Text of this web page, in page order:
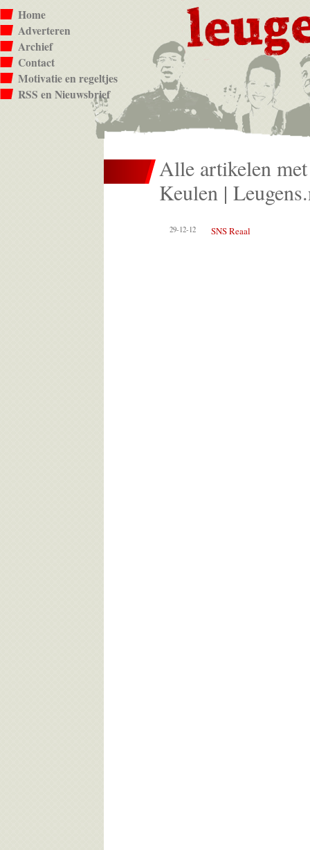
Home
Adverteren
Archief
Contact
Motivatie en regeltjes
RSS en Nieuwsbrief
Alle artikelen
Keulen |
29-12-12 SNS Reaal